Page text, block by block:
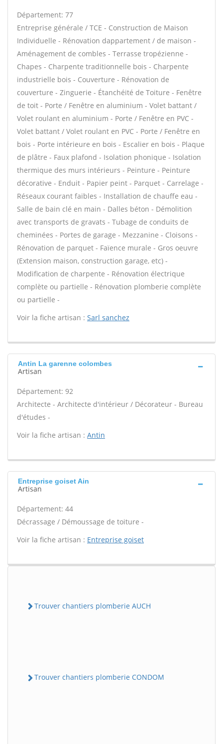
Département: 77
Entreprise générale / TCE - Construction de Maison
Individuelle - Rénovation dappartement / de maison -
Aménagement de combles - Terrasse tropézienne -
Chapes - Charpente traditionnelle bois - Charpente
industrielle bois - Couverture - Rénovation de
couverture - Zinguerie - Étanchéité de Toiture - Fenêtre
de toit - Porte / Fenêtre en aluminium - Volet battant /
Volet roulant en aluminium - Porte / Fenêtre en PVC -
Volet battant / Volet roulant en PVC - Porte / Fenêtre en
bois - Porte intérieure en bois - Escalier en bois - Plaque
de plâtre - Faux plafond - Isolation phonique - Isolation
thermique des murs intérieurs - Peinture - Peinture
décorative - Enduit - Papier peint - Parquet - Carrelage -
Réseaux courant faibles - Installation de chauffe eau -
Salle de bain clé en main - Dalles béton - Démolition
avec transports de gravats - Tubage de conduits de
cheminées - Portes de garage - Mezzanine - Cloisons -
Rénovation de parquet - Faïence murale - Gros oeuvre
(Extension maison, construction garage, etc) -
Modification de charpente - Rénovation électrique
complète ou partielle - Rénovation plomberie complète
ou partielle -
Voir la fiche artisan : Sarl sanchez
Antin La garenne colombes
Artisan
Département: 92
Architecte - Architecte d'intérieur / Décorateur - Bureau
d'études -
Voir la fiche artisan : Antin
Entreprise goiset Ain
Artisan
Département: 44
Décrassage / Démoussage de toiture -
Voir la fiche artisan : Entreprise goiset
Trouver chantiers plomberie AUCH
Trouver chantiers plomberie CONDOM